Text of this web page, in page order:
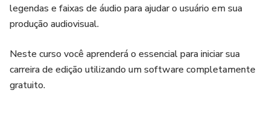
legendas e faixas de áudio para ajudar o usuário em sua
produção audiovisual.
Neste curso você aprenderá o essencial para iniciar sua
carreira de edição utilizando um software completamente
gratuito.